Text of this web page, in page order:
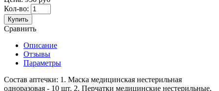
Кол-во:
Купить
Сравнить
Описание
Отзывы
Параметры
Состав аптечки: 1. Маска медицинская нестерильная
одноразовая - 10 шт. 2. Перчатки медицинские нестерильные,